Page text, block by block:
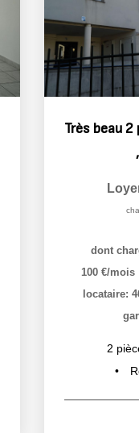
dont
100 €/mois
locataire:
2